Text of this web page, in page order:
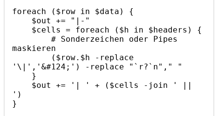
foreach ($row in $data) {
maskieren
'\|','&#124;') -replace "`r?`n"," "
')
}